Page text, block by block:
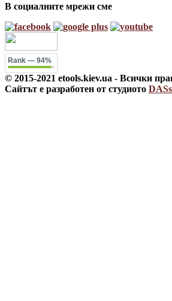
В социалните мрежи сме
Rank — 94%
© 2015-2021 etools.kiev.ua - Всички
Сайтът е разработен от студиото